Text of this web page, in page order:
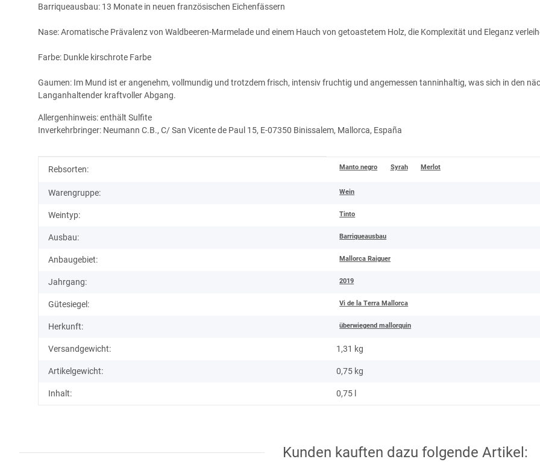
Barriqueausbau: 13 Monate in neuen französischen Eichenfässern
Nase: Aromatische Prävalenz von Waldbeeren-Marmelade und einem Hauch von getoastetem Holz, die Komplexität und Eleganz
Farbe: Dunkle kirschrote Farbe
Gaumen: Im Mund ist er angenehm, vollmundig und trotzdem frisch, intensiv fruchtig und angemessen tanninhaltig, was sich in den
Langanhaltender kraftvoller Abgang.
Allergenhinweis: enthält Sulfite
Inverkehrbringer: Neumann C.B., C/ San Vicente de Paul 15, E-07350 Binissalem, Mallorca, España
Produkteigenschaft
Wert
Rebsorten: Manto negro Syrah Merlot
Warengruppe: Wein
Weintyp: Tinto
Ausbau: Barriqueausbau
Anbaugebiet: Mallorca Raiguer
Jahrgang: 2019
Gütesiegel: Vi de la Terra Mallorca
Herkunft: überwiegend mallorquin
Versandgewicht: 1,31 kg
Artikelgewicht: 0,75 kg
Inhalt: 0,75 l
Kunden kauften dazu folgende Artikel: